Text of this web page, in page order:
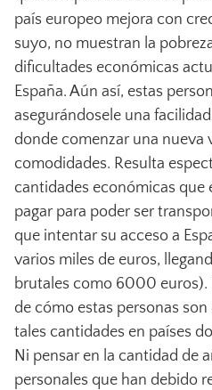
país europeo mejora con
suyo, no muestran la
dificultades económicas
España. Aún así, estas
asegurándosele una
donde comenzar una nueva
comodidades. Resulta
cantidades económicas que
pagar para poder ser
que intentar su acceso a
varios miles de euros,
brutales como 6000 euros).
de cómo estas personas
tales cantidades en países
Ni pensar en la cantidad de
personales que han debido